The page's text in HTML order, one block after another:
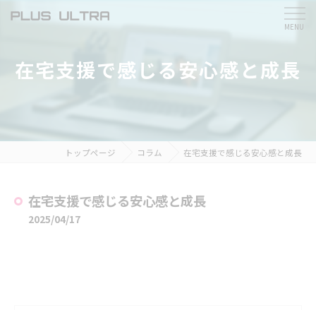
在宅支援で感じる安心感と成長
トップページ コラム 在宅支援で感じる安心感と成長
在宅支援で感じる安心感と成長
2025/04/17